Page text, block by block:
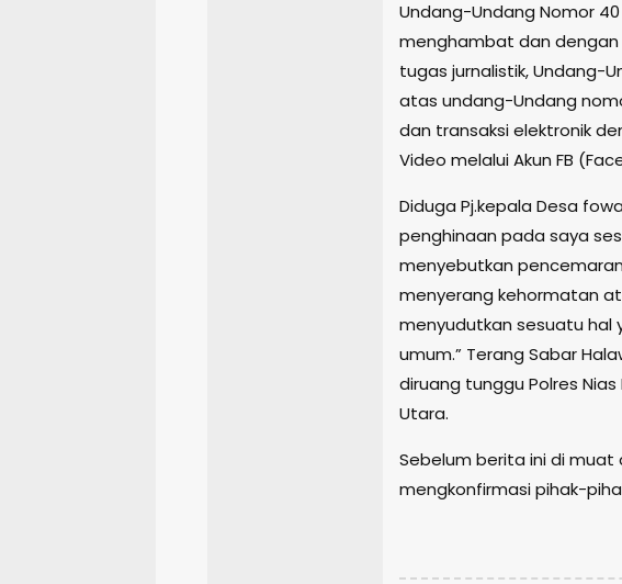
Undang-Undang Nomor
menghambat dan
tugas jurnalistik, Undang-
atas undang-Undang
dan transaksi elektronik
Video melalui Akun FB
Diduga Pj.kepala Desa
penghinaan pada saya
menyebutkan
menyerang kehormatan
menyudutkan sesuatu hal
umum.” Terang Sabar
diruang tunggu Polres
Utara.
Sebelum berita ini di
mengkonfirmasi pihak-